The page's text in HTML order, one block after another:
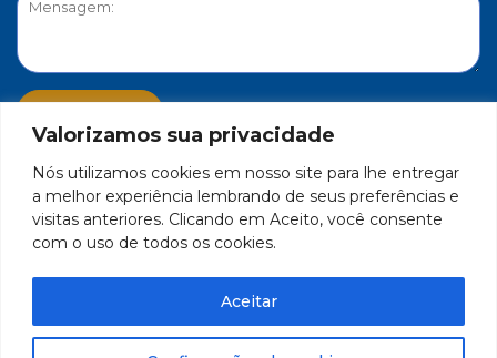
Valorizamos sua privacidade
Nós utilizamos cookies em nosso site para lhe entregar
a melhor experiência lembrando de seus preferências e
visitas anteriores. Clicando em Aceito, você consente
com o uso de todos os cookies.
Aceitar
PORTAL DE PRIVACIDADE
17.271.982/0001-59